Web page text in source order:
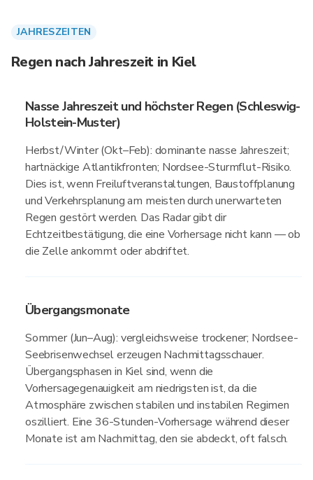
JAHRESZEITEN
Regen nach Jahreszeit in Kiel
Nasse Jahreszeit und höchster Regen (Schleswig-
Holstein-Muster)
Herbst/Winter (Okt–Feb): dominante nasse Jahreszeit;
hartnäckige Atlantikfronten; Nordsee-Sturmflut-Risiko.
Dies ist, wenn Freiluftveranstaltungen, Baustoffplanung
und Verkehrsplanung am meisten durch unerwarteten
Regen gestört werden. Das Radar gibt dir
Echtzeitbestätigung, die eine Vorhersage nicht kann — ob
die Zelle ankommt oder abdriftet.
Übergangsmonate
Sommer (Jun–Aug): vergleichsweise trockener; Nordsee-
Seebrisenwechsel erzeugen Nachmittagsschauer.
Übergangsphasen in Kiel sind, wenn die
Vorhersagegenauigkeit am niedrigsten ist, da die
Atmosphäre zwischen stabilen und instabilen Regimen
oszilliert. Eine 36-Stunden-Vorhersage während dieser
Monate ist am Nachmittag, den sie abdeckt, oft falsch.